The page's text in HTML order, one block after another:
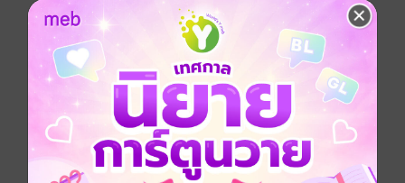
กรุณาเข้าสู่ระบบก่อนดำเนินรายการด้วยค่ะ
ล็อกอินเข้าระบบ